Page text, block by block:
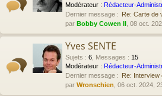
Modérateur : Rédacteur-
Dernier message : Re: Carte de
par Bobby Cowen II , 08 oct.
Yves SENTE
Sujets : 6 Messages : 15
Modérateur : Rédacteur-
Dernier message : Re: Interview
par Wronschien , 06 oct. 2024,